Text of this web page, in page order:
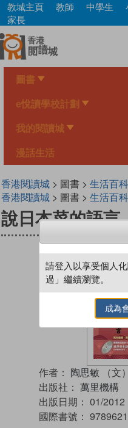
Skip
main
content
教城主頁 教師 中學生
家長
圖書
e悅讀學校計劃
我的閱讀城
漫話生活
香港閱讀城> 圖書 > 生活百科
香港閱讀城> 圖書 > 生活百科
說日本菜的語言
作者： 陶思敏 （文）
出版社： 萬里機構
出版日期： 01/2012
國際書號：
請登入以享受個人
過」繼續瀏覽。
成為